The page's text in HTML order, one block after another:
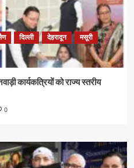
दिल्ली देहरादून
मसूरी
कार्यकत्रियों को राज्य स्तरीय
0